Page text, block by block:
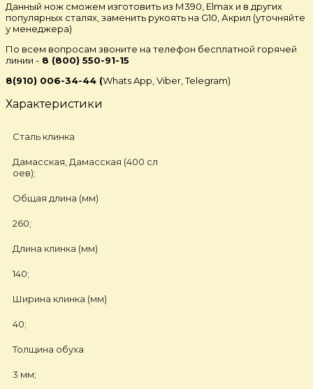
Данный нож сможем изготовить из М390, Elmax и в других
популярных сталях, заменить рукоять на G10, Акрил (уточняйте
у менеджера)
По всем вопросам звоните на телефон бесплатной горячей
линии - 8 (800) 550-91-15
8(910) 006-34-44 (Whats App, Viber, Telegram)
Характеристики
Сталь клинка
Дамасская, Дамасская (400 сл
оев);
Общая длина (мм)
260;
Длина клинка (мм)
140;
Ширина клинка (мм)
40;
Толщина обуха
3 мм;